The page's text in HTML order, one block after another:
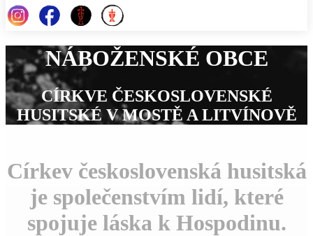
NÁBOŽENSKÉ OBCE
CÍRKVE ČESKOSLOVENSKÉ
HUSITSKÉ V MOSTĚ A LITVÍNOVĚ
Církev československá husitská
je společenstvím lidí, které
spojuje láska k Hospodinu.